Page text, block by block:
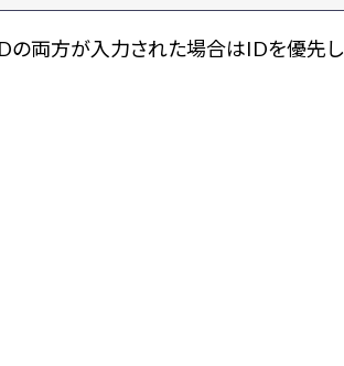
の両方が入力された場合はIDを優先し